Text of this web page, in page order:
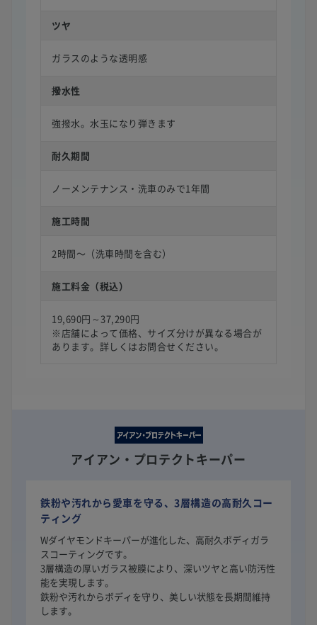
ツヤ
ガラスのような透明感
撥水性
強撥水。水玉になり弾きます
耐久期間
ノーメンテナンス・洗車のみで1年間
施工時間
2時間〜（洗車時間を含む）
施工料金（税込）
19,690円～37,290円
※店舗によって価格、サイズ分けが異なる場合が
あります。詳しくはお問合せください。
アイアン・プロテクトキーパー
鉄粉や汚れから愛車を守る、3層構造の高耐久コー
ティング
Wダイヤモンドキーパーが進化した、高耐久ボディガラ
スコーティングです。
3層構造の厚いガラス被膜により、深いツヤと高い防汚性
能を実現します。
鉄粉や汚れからボディを守り、美しい状態を長期間維持
します。